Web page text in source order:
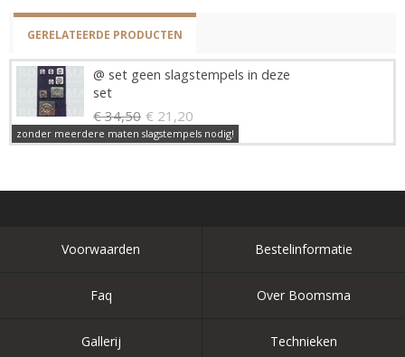
GERELATEERDE PRODUCTEN
@ set geen slagstempels in deze
set
€ 34,50 € 21,20
zonder meerdere maten slagstempels nodig!
Voorwaarden Bestelinformatie
Faq Over Boomsma
Gallerij Technieken